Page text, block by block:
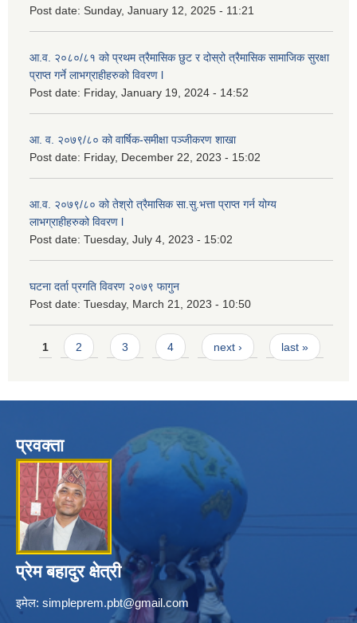
Post date: Sunday, January 12, 2025 - 11:21
आ.व. २०८०/८१ को प्रथम त्रैमासिक छुट र दोस्रो त्रैमासिक सामाजिक सुरक्षा
प्राप्त गर्ने लाभग्राहीहरुको विवरण l
Post date: Friday, January 19, 2024 - 14:52
आ. व. २०७९/८० को वार्षिक-समीक्षा पञ्जीकरण शाखा
Post date: Friday, December 22, 2023 - 15:02
आ.व. २०७९/८० को तेश्रो त्रैमासिक सा.सु.भ‍त्ता प्राप्त गर्न योग्य
लाभग्राहीहरुको विवरण l
Post date: Tuesday, July 4, 2023 - 15:02
घटना दर्ता प्रगति विवरण २०७९ फागुन
Post date: Tuesday, March 21, 2023 - 10:50
Pages
1 2 3 4 next › last »
प्रवक्ता
प्रेम बहादुर क्षेत्री
इमेल: simpleprem.pbt@gmail.com